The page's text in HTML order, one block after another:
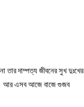
তার দাম্পত্য জীবনের সুখ দুঃখের
আর এসব আজে বাজে গুজব